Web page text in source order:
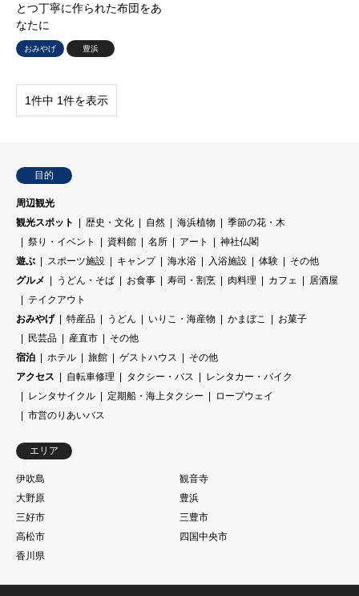
とつ丁寧に作られた布団をあ
なたに
おみやげ 豊浜
1件中 1件を表示
目的
周辺観光
観光スポット
歴史・文化 自然 海浜植物
季節の花・木
祭り・イベント
資料館 名所 アート
神社仏閣
遊ぶ
スポーツ施設 キャンプ 海水浴 入浴施設 体験
その他
グルメ
うどん・そば お食事 寿司・割烹 肉料理 カフェ
居酒屋
テイクアウト
おみやげ
特産品 うどん いりこ・海産物 かまぼこ
お菓子
民芸品
産直市
その他
宿泊
ホテル 旅館 ゲストハウス
その他
アクセス
自転車修理 タクシー・バス
レンタカー・バイク
レンタサイクル
定期船・海上タクシー
ロープウェイ
市営のりあいバス
エリア
伊吹島
観音寺
大野原
豊浜
三好市
三豊市
高松市
四国中央市
香川県